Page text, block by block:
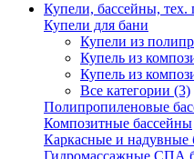
Купели, бассейны, тех.
Купели для бани
Купели из
Купель из
Купель из
Все категории (3)
Полипропиленовые
Композитные бассейны
Каркасные и надувные
Гидромассажные СПА